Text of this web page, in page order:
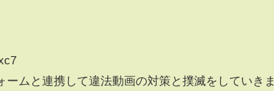
ムと連携して違法動画の対策と撲滅をしていきま